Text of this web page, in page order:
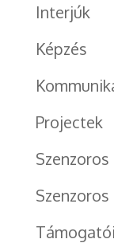
Interjúk
Képzés
Projectek